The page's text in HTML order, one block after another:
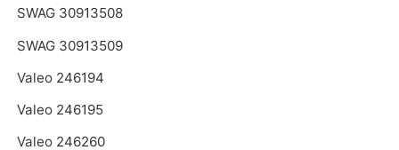
SWAG 30913508
SWAG 30913509
Valeo 246194
Valeo 246195
Valeo 246260